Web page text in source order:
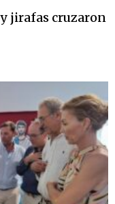
jirafas cruzaron